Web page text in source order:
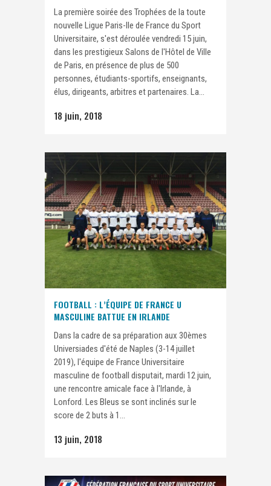
La première soirée des Trophées de la toute
nouvelle Ligue Paris-Ile de France du Sport
Universitaire, s'est déroulée vendredi 15 juin,
dans les prestigieux Salons de l'Hôtel de Ville
de Paris, en présence de plus de 500
personnes, étudiants-sportifs, enseignants,
élus, dirigeants, arbitres et partenaires. La...
18 juin, 2018
FOOTBALL : L’ÉQUIPE DE FRANCE U
MASCULINE BATTUE EN IRLANDE
Dans la cadre de sa préparation aux 30èmes
Universiades d'été de Naples (3-14 juillet
2019), l'équipe de France Universitaire
masculine de football disputait, mardi 12 juin,
une rencontre amicale face à l'Irlande, à
Lonford. Les Bleus se sont inclinés sur le
score de 2 buts à 1...
13 juin, 2018